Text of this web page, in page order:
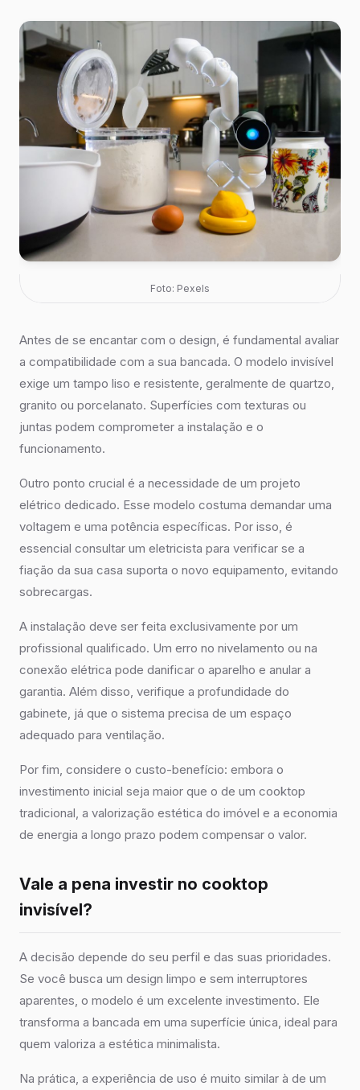
Foto: Pexels
Antes de se encantar com o design, é fundamental avaliar
a compatibilidade com a sua bancada. O modelo invisível
exige um tampo liso e resistente, geralmente de quartzo,
granito ou porcelanato. Superfícies com texturas ou
juntas podem comprometer a instalação e o
funcionamento.
Outro ponto crucial é a necessidade de um projeto
elétrico dedicado. Esse modelo costuma demandar uma
voltagem e uma potência específicas. Por isso, é
essencial consultar um eletricista para verificar se a
fiação da sua casa suporta o novo equipamento, evitando
sobrecargas.
A instalação deve ser feita exclusivamente por um
profissional qualificado. Um erro no nivelamento ou na
conexão elétrica pode danificar o aparelho e anular a
garantia. Além disso, verifique a profundidade do
gabinete, já que o sistema precisa de um espaço
adequado para ventilação.
Por fim, considere o custo-benefício: embora o
investimento inicial seja maior que o de um cooktop
tradicional, a valorização estética do imóvel e a economia
de energia a longo prazo podem compensar o valor.
Vale a pena investir no cooktop
invisível?
A decisão depende do seu perfil e das suas prioridades.
Se você busca um design limpo e sem interruptores
aparentes, o modelo é um excelente investimento. Ele
transforma a bancada em uma superfície única, ideal para
quem valoriza a estética minimalista.
Na prática, a experiência de uso é muito similar à de um